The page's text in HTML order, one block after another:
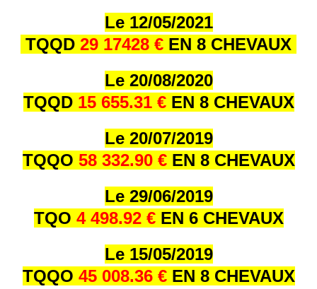
Le 12/05/2021
TQQD 29 17428 € EN 8 CHEVAUX
Le 20/08/2020
TQQD 15 655.31 € EN 8 CHEVAUX
Le 20/07/2019
TQQO 58 332.90 € EN 8 CHEVAUX
Le 29/06/2019
TQO 4 498.92 € EN 6 CHEVAUX
Le 15/05/2019
TQQO 45 008.36 € EN 8 CHEVAUX